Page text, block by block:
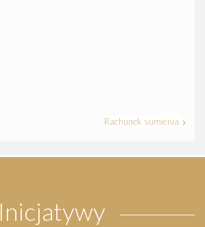
Rachunek sumienia
Inicjatywy